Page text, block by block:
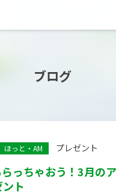
ブログ
ほっと・AM プレゼント
っちゃおう！3月の
ト